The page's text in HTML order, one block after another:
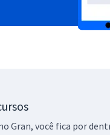
Gran, você fica por